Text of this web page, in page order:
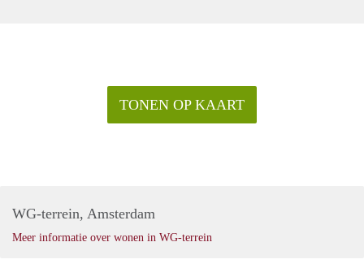
TONEN OP KAART
WG-terrein, Amsterdam
Meer informatie over wonen in WG-terrein